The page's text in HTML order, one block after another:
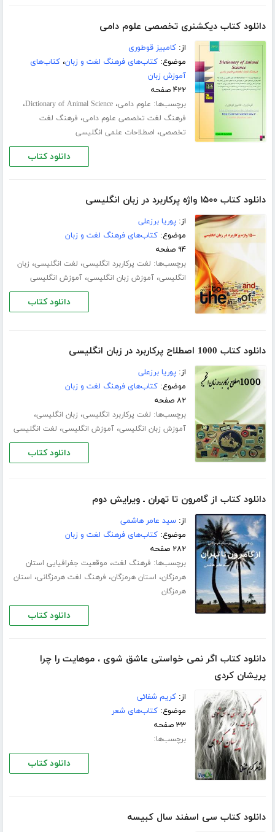
دانلود کتاب دیکشنری تخصصی علوم دامی
از:کامبیز قوطوری
موضوع:کتاب‌های فرهنگ لغت و زبان،کتاب‌های
آموزش زبان
۴۲۲ صفحه
برچسب‌ها: علوم دامی،Dictionary of Animal Science،
فرهنگ لغت تخصصی علوم دامی، فرهنگ لغت
تخصصی، اصطلاحات علمی انگلیسی
دانلود کتاب
دانلود کتاب ۱۵۰۰ واژه پرکاربرد در زبان انگلیسی
از:پوریا برزعلی
موضوع:کتاب‌های فرهنگ لغت و زبان
۹۴ صفحه
برچسب‌ها: لغت پرکاربرد انگلیسی، لغت انگلیسی، زبان
انگلیسی،آموزش زبان انگلیسی،آموزش انگلیسی
دانلود کتاب
دانلود کتاب 1000 اصطلاح پرکاربرد در زبان انگلیسی
از:پوریا برزعلی
موضوع:کتاب‌های فرهنگ لغت و زبان
۸۲ صفحه
برچسب‌ها: لغت پرکاربرد انگلیسی، زبان انگلیسی،
آموزش زبان انگلیسی،آموزش انگلیسی، لغت انگلیسی
دانلود کتاب
دانلود کتاب از گامرون تا تهران ـ ویرایش دوم
از:سید عامر هاشمی
موضوع:کتاب‌های فرهنگ لغت و زبان
۲۸۲ صفحه
برچسب‌ها: فرهنگ لغت، موقعیت جغرافیایی استان
هرمزگان، استان هرمزگان، فرهنگ لغت هرمزگانی، استان
هرمزگان
دانلود کتاب
دانلود کتاب اگر نمی خواستی عاشق شوی ، موهایت را چرا
پریشان کردی
از:کریم شفائی
موضوع:کتاب‌های شعر
۳۳ صفحه
برچسب‌ها:
دانلود کتاب
دانلود کتاب سی اسفند سال کبیسه